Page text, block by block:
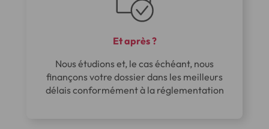
Et après ?
Nous étudions et, le cas échéant, nous
finançons votre dossier dans les meilleurs
délais conformément à la réglementation